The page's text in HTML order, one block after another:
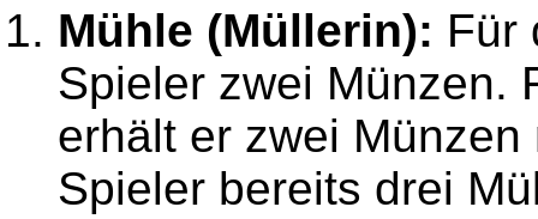
Mühle (Müllerin): Für
Spieler zwei Münzen.
erhält er zwei
Spieler bereits drei